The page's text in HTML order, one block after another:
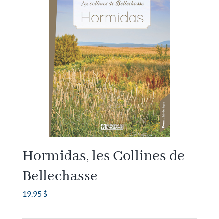
Hormidas, les Collines de
Bellechasse
19.95 $